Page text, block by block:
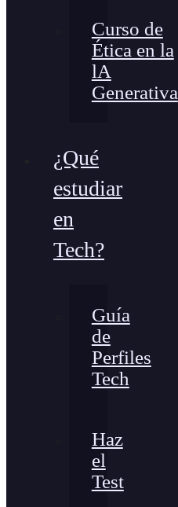
Curso de
Ética en la
lA
Generativa
¿Qué
estudiar
en
Tech?
Guía
de
Perfiles
Tech
Haz
el
Test